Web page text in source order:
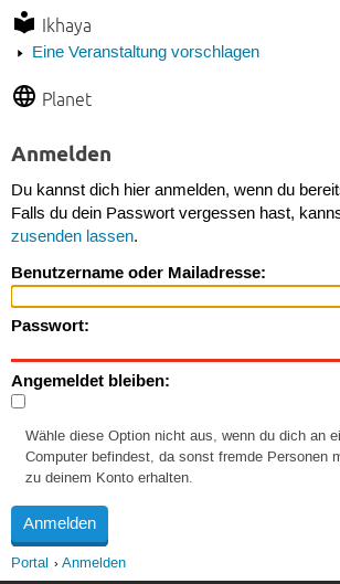
Ikhaya
Eine Veranstaltung vorschlagen
Planet
Anmelden
Du kannst dich hier anmelden, wenn du
Falls du dein Passwort vergessen hast,
zusenden lassen.
Benutzername oder Mailadresse:
Passwort:
Angemeldet bleiben:
Wähle diese Option nicht aus, wenn du dich an
Computer befindest, da sonst fremde Personen
zu deinem Konto erhalten.
Portal Anmelden